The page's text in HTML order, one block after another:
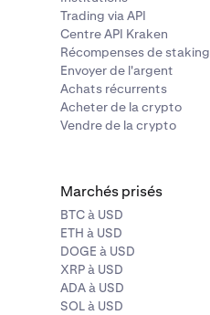
Trading via API
Centre API Kraken
Récompenses de staking
Envoyer de l'argent
Achats récurrents
Acheter de la crypto
Vendre de la crypto
Marchés prisés
BTC à USD
ETH à USD
DOGE à USD
XRP à USD
ADA à USD
SOL à USD